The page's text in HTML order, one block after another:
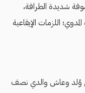
شديدة الطرافة،
اللزمات الإيقاعية
وُلد وعاش والدي نصف